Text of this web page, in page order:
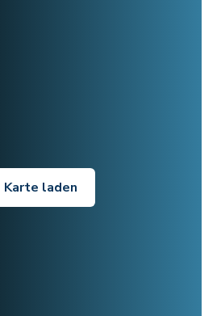
Karte laden